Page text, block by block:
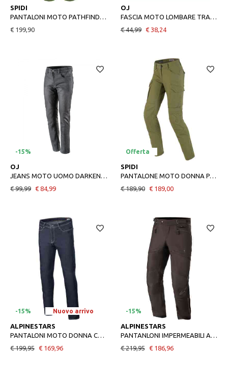
31 33
SPIDI
€ 199,90
M
OJ
€ 44,99
€ 38,24
-15%
46
OJ
JEANS MOTO UOMO DARKEN MAN NERO
€ 99,99 € 84,99
Offerta
26 28
SPIDI
PANTALONE MOTO DONNA PATHFINDER CARGO LADY MILITARE
€ 189,90
€ 189,00
-15% Nuovo arrivo
30 32 34 36
ALPINESTARS
€ 199,95 € 169,96
-15%
S M XL 2XL
ALPINESTARS
€ 219,95
€ 186,96